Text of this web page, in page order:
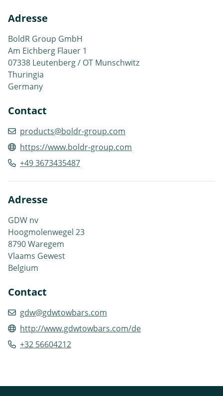
Adresse
BoldR Group GmbH
Am Eichberg Flauer 1
07338 Leutenberg / OT Munschwitz
Thuringia
Germany
Contact
products@boldr-group.com
https://www.boldr-group.com
+49 3673435487
Adresse
GDW nv
Hoogmolenwegel 23
8790 Waregem
Vlaams Gewest
Belgium
Contact
gdw@gdwtowbars.com
http://www.gdwtowbars.com/de
+32 56604212